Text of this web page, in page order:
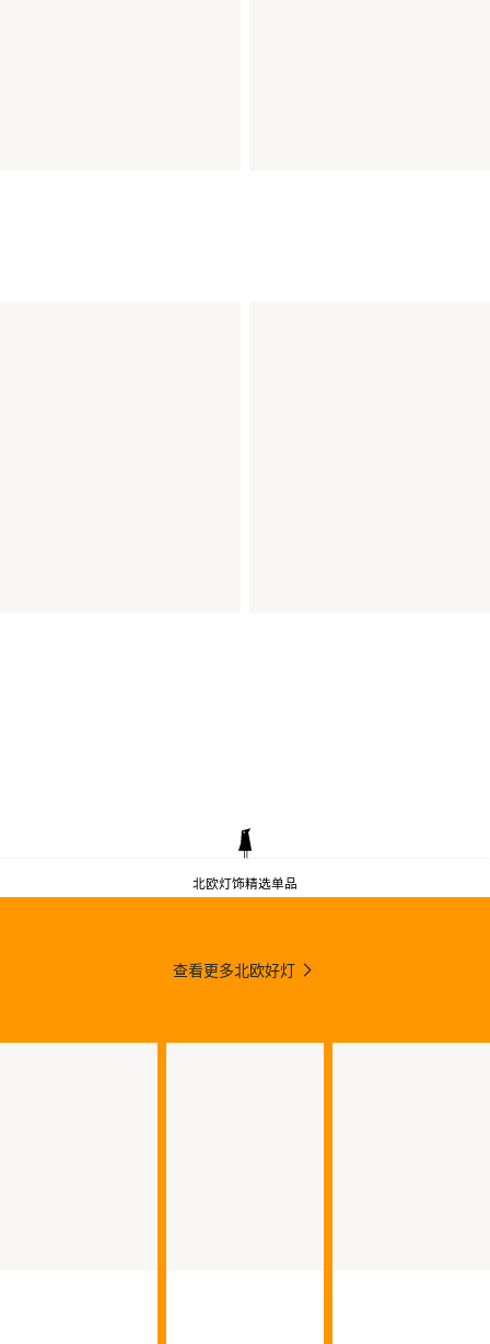
北欧灯饰精选单品
查看更多北欧好灯